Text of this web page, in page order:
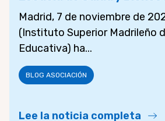
Madrid, 7 de noviembre de
(Instituto Superior Madrileño
Educativa) ha...
BLOG ASOCIACIÓN
Lee la noticia completa